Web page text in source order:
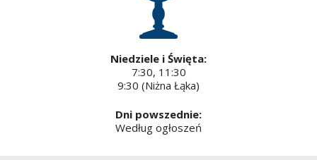
Niedziele i Święta:
7:30, 11:30
9:30 (Niżna Łąka)
Dni powszednie:
Według ogłoszeń